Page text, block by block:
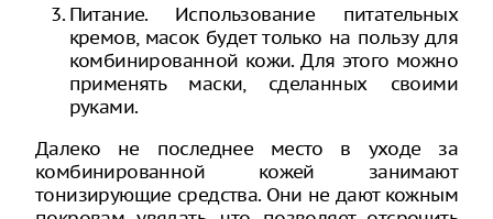
Питание. Использование питательных
кремов, масок будет только на пользу для
комбинированной кожи. Для этого можно
применять маски, сделанных своими
руками.
Далеко не последнее место в уходе за
комбинированной кожей занимают
тонизирующие средства. Они не дают кожным